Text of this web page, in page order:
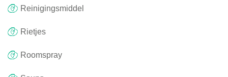
Reinigingsmiddel
Rietjes
Roomspray